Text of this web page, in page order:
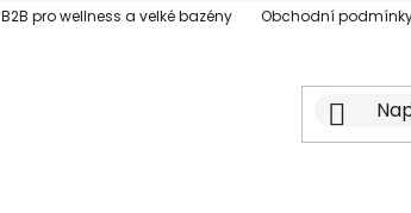
B2B pro wellness a velké bazény Obchodní